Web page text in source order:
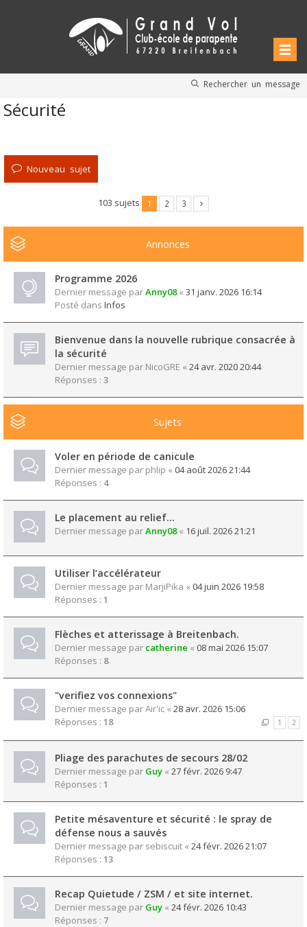
Rechercher un message
Sécurité
Nouveau sujet
103 sujets 1 2 3
Annonces
Programme 2026
Dernier message parAnny08« 31 janv. 2026 16:14
Posté dans Infos
Bienvenue dans la nouvelle rubrique consacrée à
la sécurité
Dernier message par NicoGRE « 24 avr. 2020 20:44
Réponses : 3
Sujets
Voler en période de canicule
Dernier message par phlip « 04 août 2026 21:44
Réponses : 4
Le placement au relief...
Dernier message parAnny08« 16 juil. 2026 21:21
Utiliser l’accélérateur
Dernier message par MarjiPika « 04 juin 2026 19:58
Réponses : 1
Flèches et atterissage à Breitenbach.
Dernier message par catherine « 08 mai 2026 15:07
Réponses : 8
"verifiez vos connexions"
Dernier message parAir'ic « 28 avr. 2026 15:06
Réponses : 18 1 2
Pliage des parachutes de secours 28/02
Dernier message par Guy « 27 févr. 2026 9:47
Réponses : 1
Petite mésaventure et sécurité : le spray de
défense nous a sauvés
Dernier message par sebiscuit « 24 févr. 2026 21:07
Réponses : 13
Recap Quietude / ZSM / et site internet.
Dernier message par Guy « 24 févr. 2026 10:43
Réponses : 7